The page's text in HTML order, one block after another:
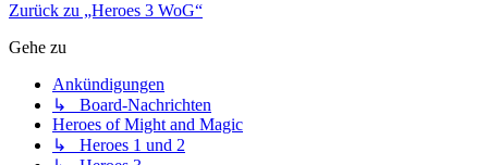
Zurück zu „Heroes 3 WoG“
Gehe zu
Ankündigungen
↳ Board-Nachrichten
Heroes of Might and Magic
↳ Heroes 1 und 2